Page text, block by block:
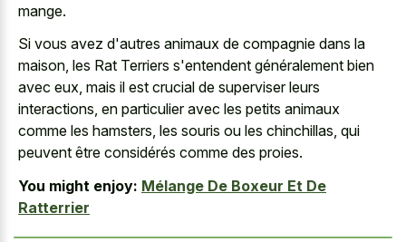
mange.
Si vous avez d'autres animaux de compagnie dans la
maison, les Rat Terriers s'entendent généralement bien
avec eux, mais il est crucial de superviser leurs
interactions, en particulier avec les petits animaux
comme les hamsters, les souris ou les chinchillas, qui
peuvent être considérés comme des proies.
You might enjoy: Mélange De Boxeur Et De
Ratterrier